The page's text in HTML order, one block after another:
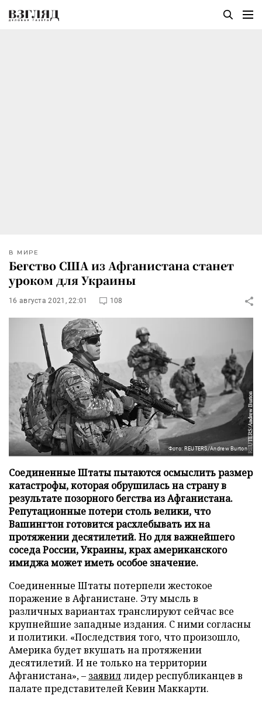
В МИРЕ
Бегство США из Афганистана станет
уроком для Украины
16 августа 2021, 22:01 108
Фото: REUTERS/Andrew Burton
Соединенные Штаты пытаются осмыслить размер
катастрофы, которая обрушилась на страну в
результате позорного бегства из Афганистана.
Репутационные потери столь велики, что
Вашингтон готовится расхлебывать их на
протяжении десятилетий. Но для важнейшего
соседа России, Украины, крах американского
имиджа может иметь особое значение.
Соединенные Штаты потерпели жестокое
поражение в Афганистане. Эту мысль в
различных вариантах транслируют сейчас все
крупнейшие западные издания. С ними согласны
и политики. «Последствия того, что произошло,
Америка будет вкушать на протяжении
десятилетий. И не только на территории
Афганистана», – заявиллидер республиканцев в
палате представителей Кевин Маккарти.